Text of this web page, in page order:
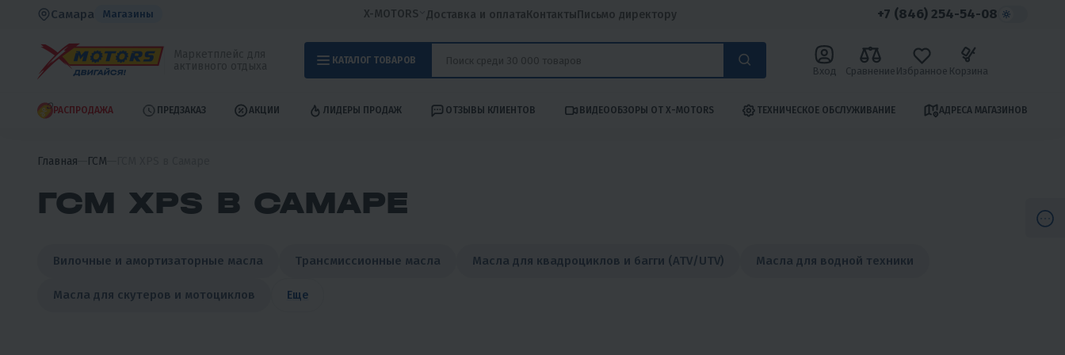
Самара Магазины X-MOTORS Доставка и оплатаКонтактыПисьмо директору +7 (846) 254-54-08
КАТАЛОГ ТОВАРОВ
Вход Сравнение Избранное Корзина
РАСПРОДАЖА ПРЕДЗАКАЗ АКЦИИ ЛИДЕРЫ ПРОДАЖ ОТЗЫВЫ КЛИЕНТОВ ВИДЕООБЗОРЫ ОТ X-MOTORS ТЕХНИЧЕСКОЕ ОБСЛУЖИВАНИЕ АДРЕСА МАГАЗИНОВ
Главная ГСМ
ГСМ XPS В САМАРЕ
Вилочные и амортизаторные масла Трансмиссионные масла Масла для квадроциклов и багги (ATV/UTV) Масла для водной техники
Масла для скутеров и мотоциклов Еще